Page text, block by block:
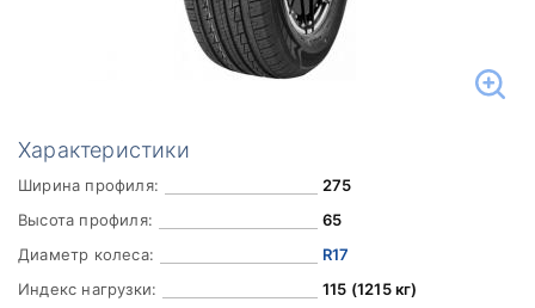
Характеристики
Ширина профиля:
275
Высота профиля:
65
Диаметр колеса:
R17
Индекс нагрузки:
115 (1215 кг)